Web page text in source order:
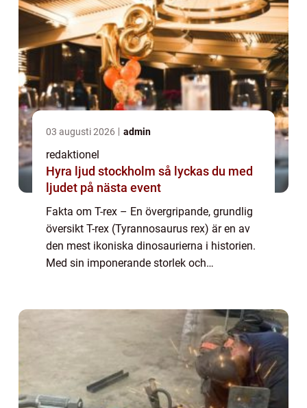
03 augusti 2026 admin
redaktionel
Hyra ljud stockholm så lyckas du med
ljudet på nästa event
Fakta om T-rex – En övergripande, grundlig
översikt T-rex (Tyrannosaurus rex) är en av
den mest ikoniska dinosaurierna i historien.
Med sin imponerande storlek och